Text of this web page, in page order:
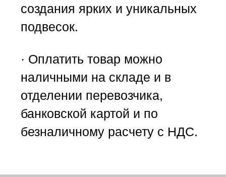
создания ярких и уникальных
подвесок.
· Оплатить товар можно
наличными на складе и в
отделении перевозчика,
банковской картой и по
безналичному расчету с НДС.